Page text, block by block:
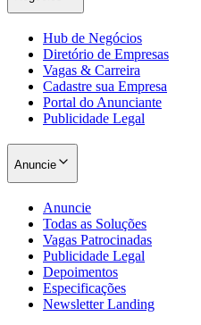
Hub de Negócios
Diretório de Empresas
Vagas & Carreira
Cadastre sua Empresa
Portal do Anunciante
Publicidade Legal
Anuncie
Anuncie
Todas as Soluções
Vagas Patrocinadas
Publicidade Legal
Depoimentos
Especificações
Newsletter Landing